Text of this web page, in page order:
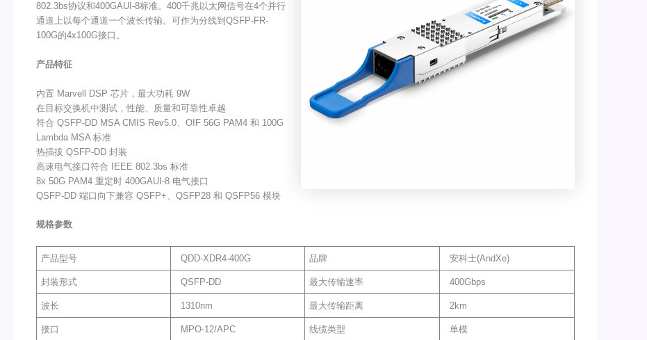
802.3bs协议和400GAUI-8标准。400千兆以太网信号在4个并行
通道上以每个通道一个波长传输。可作为分线到QSFP-FR-
100G的4x100G接口。
产品特征
内置 Marvell DSP 芯片，最大功耗 9W
在目标交换机中测试，性能、质量和可靠性卓越
符合 QSFP-DD MSA CMIS Rev5.0、OIF 56G PAM4 和 100G
Lambda MSA 标准
热插拔 QSFP-DD 封装
高速电气接口符合 IEEE 802.3bs 标准
8x 50G PAM4 重定时 400GAUI-8 电气接口
QSFP-DD 端口向下兼容 QSFP+、QSFP28 和 QSFP56 模块
规格参数
产品型号 QDD-XDR4-400G 品牌 安科士(AndXe)
封装形式 QSFP-DD 最大传输速率 400Gbps
波长 1310nm 最大传输距离 2km
接口 MPO-12/APC 线缆类型 单模